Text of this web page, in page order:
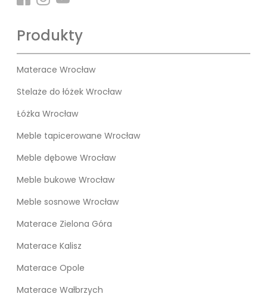
Produkty
Materace Wrocław
Stelaże do łóżek Wrocław
Łóżka Wrocław
Meble tapicerowane Wrocław
Meble dębowe Wrocław
Meble bukowe Wrocław
Meble sosnowe Wrocław
Materace Zielona Góra
Materace Kalisz
Materace Opole
Materace Wałbrzych